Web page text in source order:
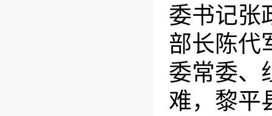
委书记张
部长陈代
委常委、
难，黎平